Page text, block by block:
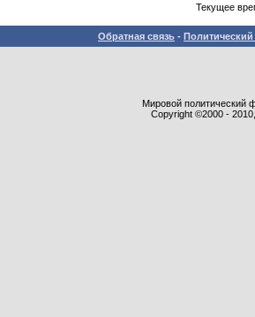
Текущее
Обратная связь -
Мировой политический
Copyright ©2000 -